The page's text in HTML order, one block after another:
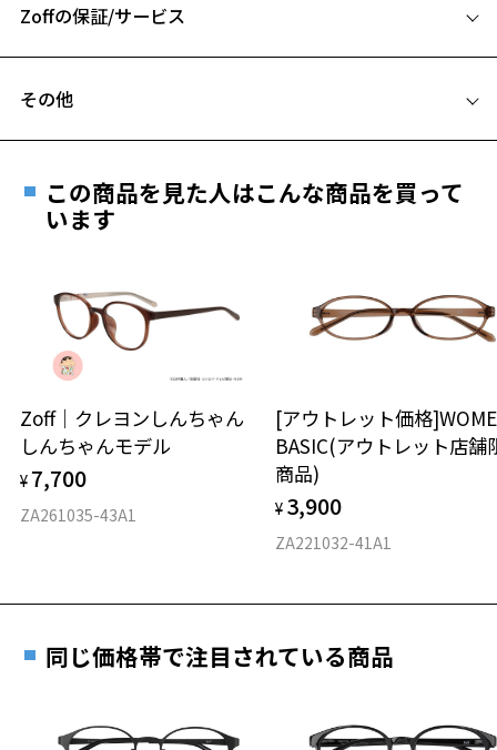
お気に入り
きで印象が変わり、様々な表情を引き出してくれます。
※この商品はお誕生日クーポン、一部クーポンをご利用できません。
※アウトレット商品は、販売から一定期間経過した商品などです。キ
ズ、汚れなどがあるB級品ではございません。
B ブリッジ(鼻部分)の横幅：19mm
仕上がり寸法
D 仕上がりの横幅：約142mm
12.8g
※着脱式サングラス：デモレンズ、アタッチメント込みの重さ
フレームとレンズの合計料金を知りたい方へ
Zoffの保証/サービス
安心1 フレーム１年間品質保証
きます。
※保証期間内に交換が行われた場合、保証期間は初期の期間から
延長されません。
安心2 視力測定無料
視力の変化を早めに発見するために、定期的な視
力測定をおすすめいたします。
安心3 かかり具合調整無料
す。
もっと見る
その他
ご希望のお客さまは、「レンズ交換券」をお選びのうえ、
最寄りのZoff実店舗にてレンズをお買い求めください。
※サングラスやパッケージ品では「レンズ交換券」はお選び
談ください。
＜メガネの度数情報がわからない方へ＞
オンラインストアでフレームのみ購入して、
実店舗で度付きにできます
ご購入時に「レンズ交換券」をお選びいただくと、実店舗で
度数を測定のうえ、度付きレンズ（標準セットレンズ）へ無
お近くのZoff実店舗にて度数を測定いただけます（無料）。
その際は記入用紙をダウンロードしてお使いください。
ダウンロード
この商品を見た人はこんな商品を買って
います
Zoff｜クレヨンしんちゃん
しんちゃんモデル
¥ 7,700
ZA261035-43A1
[アウトレット価格
BASIC(アウトレット店舗
商品)
¥ 3,900
ZA221032-41A1
同じ価格帯で注目されている商品